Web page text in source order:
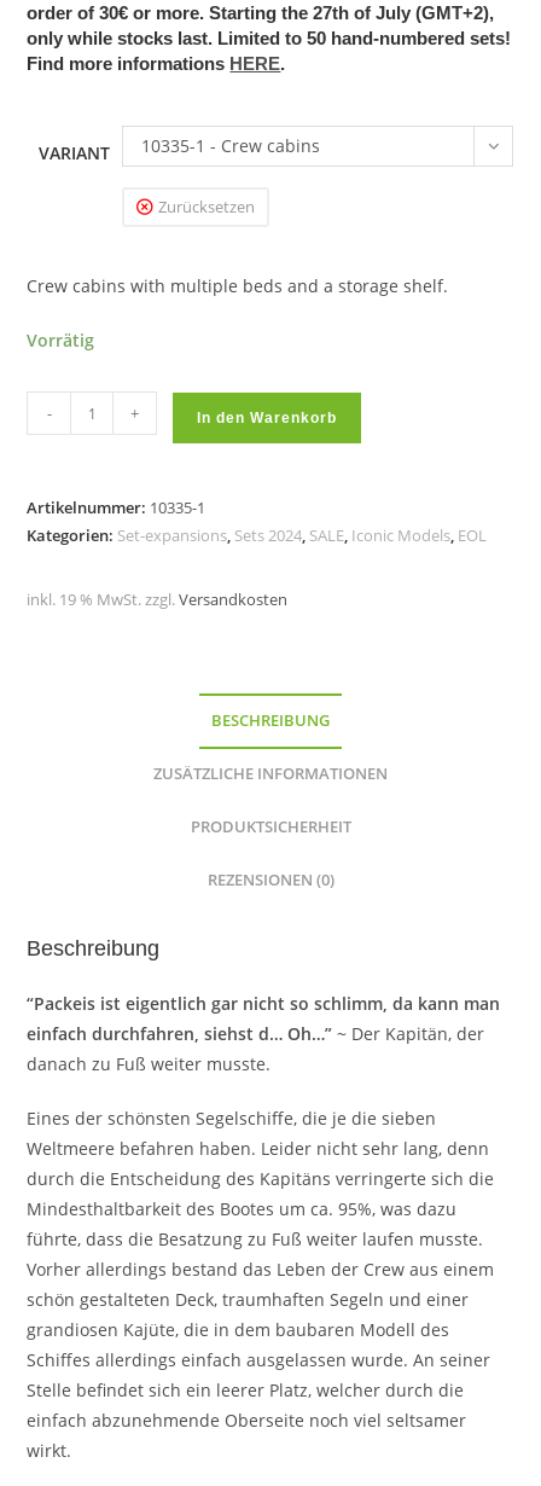
order of 30€ or more. Starting the 27th of July (GMT+2),
only while stocks last. Limited to 50 hand-numbered sets!
Find more informations HERE.
VARIANT 10335-1 - Crew cabins
Zurücksetzen
Crew cabins with multiple beds and a storage shelf.
Vorrätig
Expansion
for
sail
ship
- + In den Warenkorb
Artikelnummer: 10335-1
Kategorien: Set-expansions, Sets 2024, SALE, Iconic Models, EOL
inkl. 19 % MwSt. zzgl.Versandkosten
BESCHREIBUNG
ZUSÄTZLICHE INFORMATIONEN
PRODUKTSICHERHEIT
REZENSIONEN (0)
Beschreibung
“Packeis ist eigentlich gar nicht so schlimm, da kann man
einfach durchfahren, siehst d… Oh…”~ Der Kapitän, der
danach zu Fuß weiter musste.
Eines der schönsten Segelschiffe, die je die sieben
Weltmeere befahren haben. Leider nicht sehr lang, denn
durch die Entscheidung des Kapitäns verringerte sich die
Mindesthaltbarkeit des Bootes um ca. 95%, was dazu
führte, dass die Besatzung zu Fuß weiter laufen musste.
Vorher allerdings bestand das Leben der Crew aus einem
schön gestalteten Deck, traumhaften Segeln und einer
grandiosen Kajüte, die in dem baubaren Modell des
Schiffes allerdings einfach ausgelassen wurde. An seiner
Stelle befindet sich ein leerer Platz, welcher durch die
einfach abzunehmende Oberseite noch viel seltsamer
wirkt.